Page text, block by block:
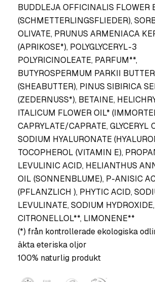
BUDDLEJA OFFICINALIS FLOWER
(SCHMETTERLINGSFLIEDER),
OLIVATE, PRUNUS ARMENIACA
(APRIKOSE*), POLYGLYCERYL-3
POLYRICINOLEATE, PARFUM**,
BUTYROSPERMUM PARKII BUTTER
(SHEABUTTER), PINUS SIBIRICA
(ZEDERNUSS*), BETAINE,
ITALICUM FLOWER OIL*
CAPRYLATE/CAPRATE, GLYCERYL
SODIUM HYALURONATE
TOCOPHEROL (VITAMIN E),
LEVULINIC ACID, HELIANTHUS
OIL (SONNENBLUME), P-ANISIC
(PFLANZLICH ), PHYTIC ACID,
LEVULINATE, SODIUM
CITRONELLOL**, LIMONENE**
(*) från kontrollerade ekologiska
äkta eteriska oljor
100% naturlig produkt